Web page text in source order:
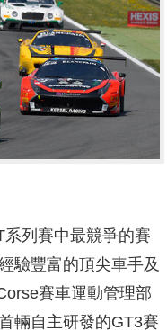
列賽中最競爭的賽
驗豐富的頂尖車手及
賽車運動管理部
輛自主研發的GT3賽